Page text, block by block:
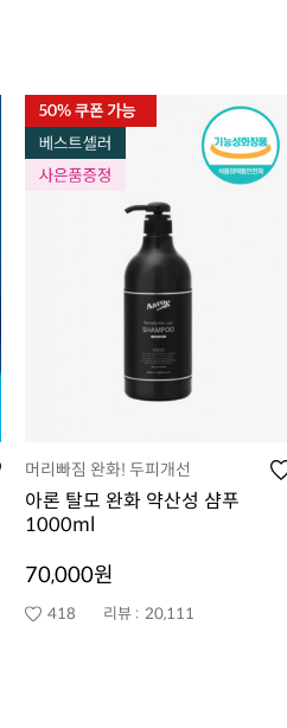
머리빠짐 완화! 두피개선
아론 탈모 완화 약산성 샴푸
1000ml
70,000원
418 리뷰 : 20,111